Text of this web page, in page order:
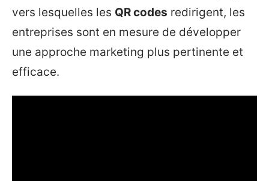
vers lesquelles les QR codes redirigent, les
entreprises sont en mesure de développer
une approche marketing plus pertinente et
efficace.